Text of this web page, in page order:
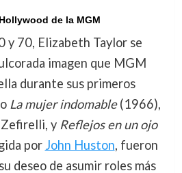
de la MGM
y 70, Elizabeth Taylor se
imagen que MGM
durante sus primeros
La mujer indomable(1966),
y Reflejos en un ojo
por John Huston, fueron
deseo de asumir roles más